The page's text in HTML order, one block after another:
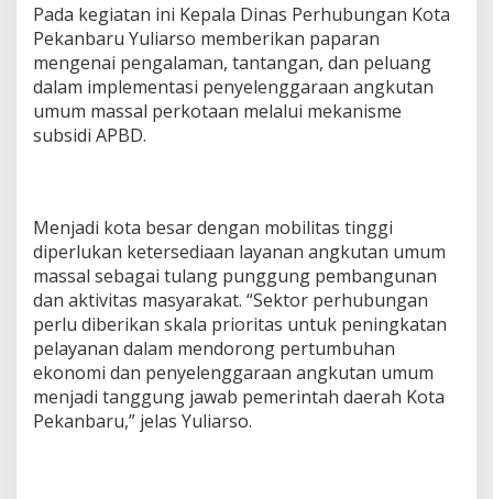
Pada kegiatan ini Kepala Dinas Perhubungan Kota
Pekanbaru Yuliarso memberikan paparan
mengenai pengalaman, tantangan, dan peluang
dalam implementasi penyelenggaraan angkutan
umum massal perkotaan melalui mekanisme
subsidi APBD.
Menjadi kota besar dengan mobilitas tinggi
diperlukan ketersediaan layanan angkutan umum
massal sebagai tulang punggung pembangunan
dan aktivitas masyarakat. “Sektor perhubungan
perlu diberikan skala prioritas untuk peningkatan
pelayanan dalam mendorong pertumbuhan
ekonomi dan penyelenggaraan angkutan umum
menjadi tanggung jawab pemerintah daerah Kota
Pekanbaru,” jelas Yuliarso.